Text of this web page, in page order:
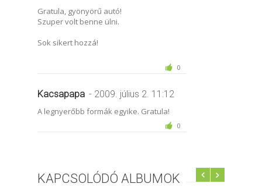
Gratula, gyönyörű autó!
Szuper volt benne ülni.
Sok sikert hozzá!
0
Kacsapapa - 2009. július 2. 11:12
A legnyerőbb formák egyike. Gratula!
0
KAPCSOLÓDÓ ALBUMOK